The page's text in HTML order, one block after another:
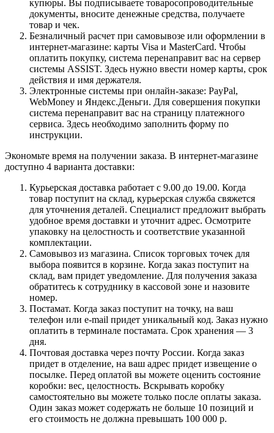
купюры. Вы подписываете товаросопроводительные
документы, вносите денежные средства, получаете
товар и чек.
Безналичный расчет при самовывозе или оформлении в
интернет-магазине: карты Visa и MasterCard. Чтобы
оплатить покупку, система перенаправит вас на сервер
системы ASSIST. Здесь нужно ввести номер карты, срок
действия и имя держателя.
Электронные системы при онлайн-заказе: PayPal,
WebMoney и Яндекс.Деньги. Для совершения покупки
система перенаправит вас на страницу платежного
сервиса. Здесь необходимо заполнить форму по
инструкции.
Экономьте время на получении заказа. В интернет-магазине
доступно 4 варианта доставки:
Курьерская доставка работает с 9.00 до 19.00. Когда
товар поступит на склад, курьерская служба свяжется
для уточнения деталей. Специалист предложит выбрать
удобное время доставки и уточнит адрес. Осмотрите
упаковку на целостность и соответствие указанной
комплектации.
Самовывоз из магазина. Список торговых точек для
выбора появится в корзине. Когда заказ поступит на
склад, вам придет уведомление. Для получения заказа
обратитесь к сотруднику в кассовой зоне и назовите
номер.
Постамат. Когда заказ поступит на точку, на ваш
телефон или e-mail придет уникальный код. Заказ нужно
оплатить в терминале постамата. Срок хранения — 3
дня.
Почтовая доставка через почту России. Когда заказ
придет в отделение, на ваш адрес придет извещение о
посылке. Перед оплатой вы можете оценить состояние
коробки: вес, целостность. Вскрывать коробку
самостоятельно вы можете только после оплаты заказа.
Один заказ может содержать не больше 10 позиций и
его стоимость не должна превышать 100 000 р.